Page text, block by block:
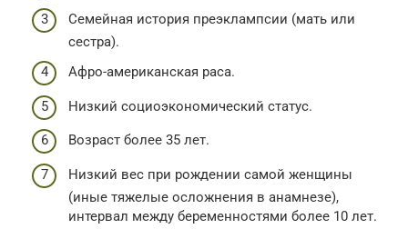
Семейная история преэклампсии (мать или
сестра).
Афро-американская раса.
Низкий социоэкономический статус.
Возраст более 35 лет.
Низкий вес при рождении самой женщины
(иные тяжелые осложнения в анамнезе),
интервал между беременностями более 10 лет.